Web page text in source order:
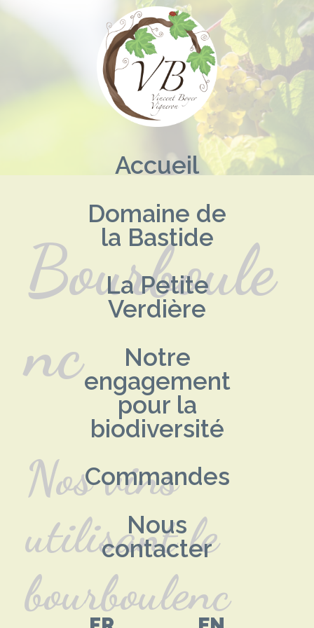
Aller
contenu
Accueil
Domaine de
la Bastide
La Petite
Verdière
Notre
engagement
pour la
biodiversité
Commandes
Nous
contacter
Bourboule
nc
Nos vins
utilisant le
bourboulenc